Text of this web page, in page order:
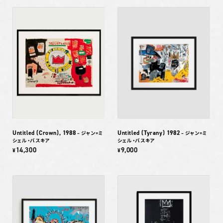
Untitled (Crown), 1988 – ジャン=ミ
シェル・バスキア
¥14,300
Untitled (Tyrany) 1982 – ジャン=ミ
シェル・バスキア
¥9,000